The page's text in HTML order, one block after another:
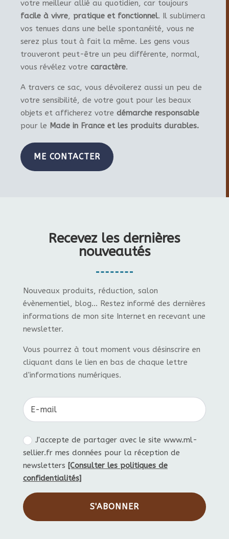
votre meilleur allié au quotidien, car toujours
facile à vivre, pratique et fonctionnel. Il sublimera
vos tenues dans une belle spontanéité, vous ne
serez plus tout à fait la même. Les gens vous
trouveront peut-être un peu différente, normal,
vous révélez votre caractère.
A travers ce sac, vous dévoilerez aussi un peu de
votre sensibilité, de votre gout pour les beaux
objets et afficherez votre démarche responsable
pour le Made in France et les produits durables.
ME CONTACTER
Recevez les dernières
nouveautés
Nouveaux produits, réduction, salon
évènementiel, blog... Restez informé des dernières
informations de mon site Internet en recevant une
newsletter.
Vous pourrez à tout moment vous désinscrire en
cliquant dans le lien en bas de chaque lettre
d'informations numériques.
J'accepte de partager avec le site www.ml-
sellier.fr mes données pour la réception de
newsletters [Consulter les politiques de
confidentialités]
S'ABONNER